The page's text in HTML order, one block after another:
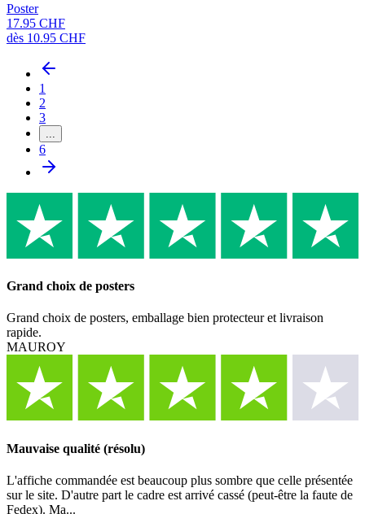
Poster
17.95 CHF
dès 10.95 CHF
1
2
3
6
Grand choix de posters
Grand choix de posters, emballage bien protecteur et livraison
rapide.
MAUROY
Mauvaise qualité (résolu)
L'affiche commandée est beaucoup plus sombre que celle présentée
sur le site. D'autre part le cadre est arrivé cassé (peut-être la faute de
Fedex). Ma...